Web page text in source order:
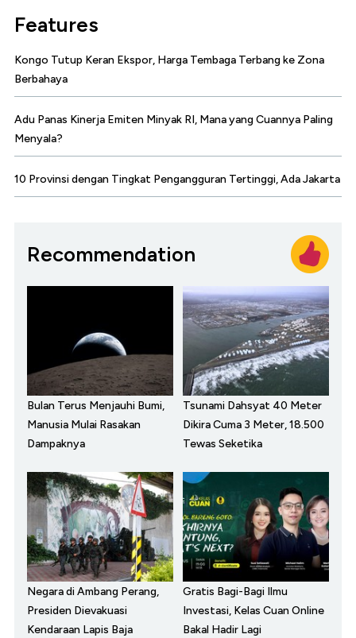
Features
Kongo Tutup Keran Ekspor, Harga Tembaga Terbang ke Zona
Berbahaya
Adu Panas Kinerja Emiten Minyak RI, Mana yang Cuannya Paling
Menyala?
10 Provinsi dengan Tingkat Pengangguran Tertinggi, Ada Jakarta
Recommendation
Bulan Terus Menjauhi Bumi,
Manusia Mulai Rasakan
Dampaknya
Tsunami Dahsyat 40 Meter
Dikira Cuma 3 Meter, 18.500
Tewas Seketika
Negara di Ambang Perang,
Presiden Dievakuasi
Kendaraan Lapis Baja
Gratis Bagi-Bagi Ilmu
Investasi, Kelas Cuan Online
Bakal Hadir Lagi